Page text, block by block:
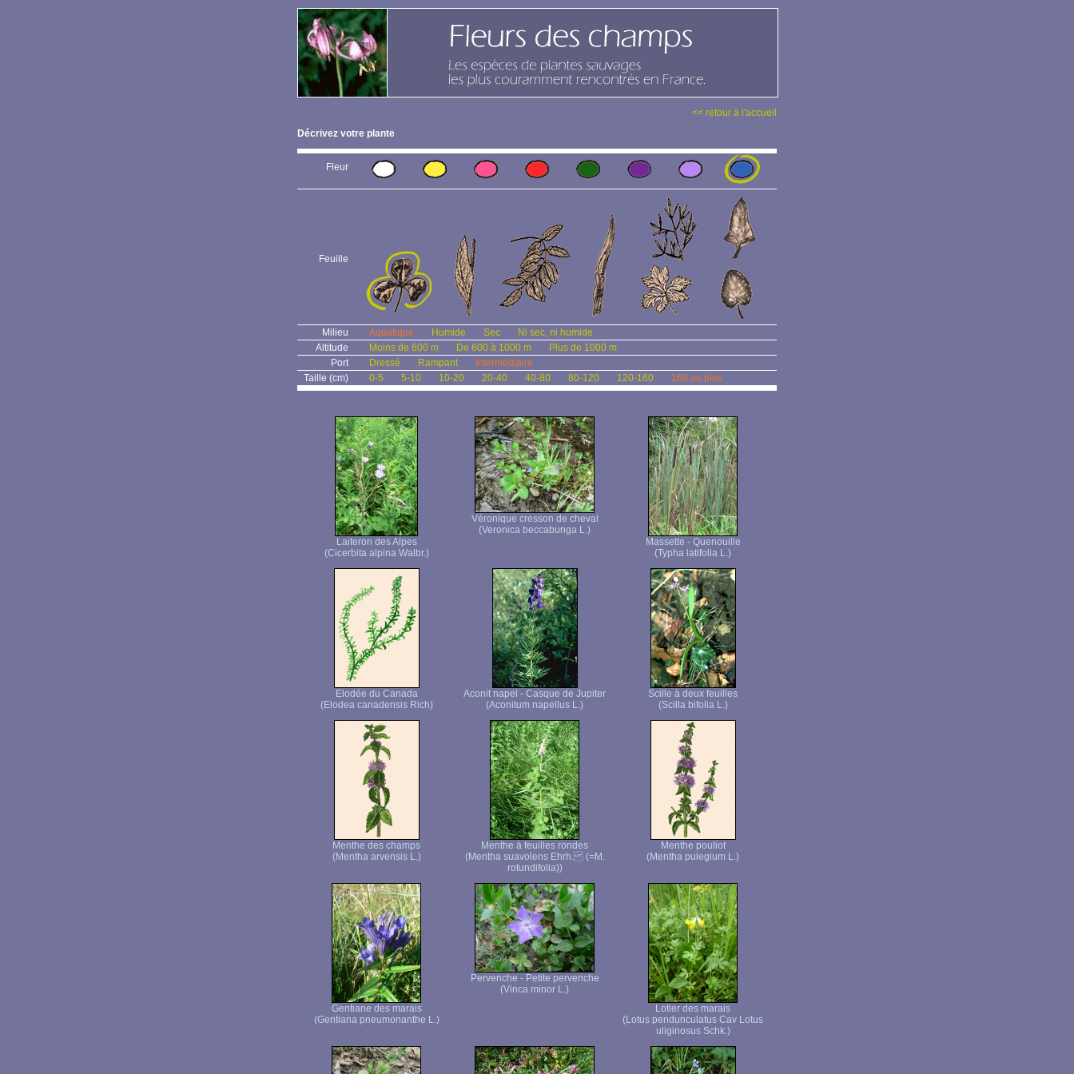
<< retour à l'accueil
Décrivez votre plante
Fleur
Feuille
Milieu Aquatique Humide Sec
Ni sec, ni humide
Altitude
Moins de 600 m De 600 à 1000 m
Plus de 1000 m
Port
Dressé Rampant
Intermédiaire
Taille (cm)
0-5 5-10 10-20 20-40 40-80 80-120 120-160 160 ou plus
Laiteron des Alpes
(Cicerbita alpina Walbr.)
Véronique cresson de cheval
(Veronica beccabunga L.)
Massette - Quenouille
(Typha latifolia L.)
Elodée du Canada
(Elodea canadensis Rich)
Aconit napel - Casque de Jupiter
(Aconitum napellus L.)
Scille à deux feuilles
(Scilla bifolia L.)
Menthe des champs
(Mentha arvensis L.)
Menthe à feuilles rondes
(Mentha suavolens Ehrh. (=M.
rotundifolia))
Menthe pouliot
(Mentha pulegium L.)
Gentiane des marais
(Gentiana pneumonanthe L.)
Pervenche - Petite pervenche
(Vinca minor L.)
Lotier des marais
(Lotus pendunculatus Cav Lotus
uliginosus Schk.)